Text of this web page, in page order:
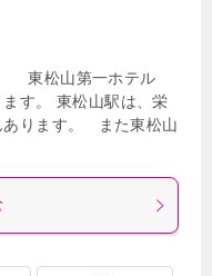
東松山第一ホテル
す。 東松山駅は、栄
あります。 また東松山